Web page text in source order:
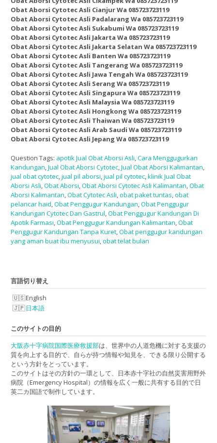
Obat Aborsi Cytotec Asli Cianjur Wa 085723723119
Obat Aborsi Cytotec Asli Padalarang Wa 085723723119
Obat Aborsi Cytotec Asli Sukabumi Wa 085723723119
Obat Aborsi Cytotec Asli Jakarta Wa 085723723119
Obat Aborsi Cytotec Asli Jakarta Selatan Wa 085723723119
Obat Aborsi Cytotec Asli Banten Wa 085723723119
Obat Aborsi Cytotec Asli Tangerang Wa 085723723119
Obat Aborsi Cytotec Asli Jawa Tengah Wa 085723723119
Obat Aborsi Cytotec Asli Serang Wa 085723723119
Obat Aborsi Cytotec Asli Singapura Wa 085723723119
Obat Aborsi Cytotec Asli Malaysia Wa 085723723119
Obat Aborsi Cytotec Asli Hongkong Wa 085723723119
Obat Aborsi Cytotec Asli Thaiwan Wa 085723723119
Obat Aborsi Cytotec Asli Arab Saudi Wa 085723723119
Obat Aborsi Cytotec Asli Jepang Wa 085723723119
Question Tags: apotik Jual Obat Aborsi Asli Cara Menggugurkan
Kandungan Jual Obat Aborsi Cytotec Jual Obat Aborsi Kalimantan
jual obat cytotec jual pil aborsi jual pil cytotec klinik Jual Obat
Aborsi Asli Obat Aborsi Obat Aborsi Cytotec Asli Kalimantan Obat
Aborsi Kalimantan Obat Cytotec Asli obat paket tuntas obat
pelancar haid Obat Penggugur Kandungan Obat Penggugur
Kandungan Cytotec Dan Gastrul Obat Penggugur Kandungan Di
Apotik Farmasi Obat Penggugur Kandungan Kalimantan Obat
Penggugur Kandungan Tanpa Kuret Obat penggugur kandungan
yang aman buat ibu menyusui obat telat bulan
言語切り替え
English
日本語
このサイトの目的
大阪赤十字病院国際医療救援部は、世界中の人道危機に対する支援の
質を向上する目的で、自らが持つ情報や知見を、できる限り公開する
という方針をとっています。
このサイトはその方針の一環として、日本赤十字社の自然災害用野外
病院（Emergency Hospital）の情報を広く一般に共有する目的で日
英二カ国語で制作しています。